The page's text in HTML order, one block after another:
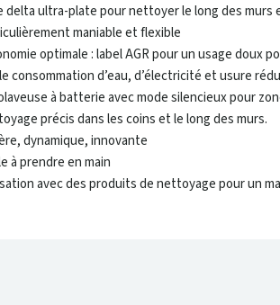
delta ultra-plate pour nettoyer le long des murs
maniable et flexible
optimale : label AGR pour un usage doux
consommation d’eau, d’électricité et usure
à batterie avec mode silencieux pour
précis dans les coins et le long des murs.
dynamique, innovante
à prendre en main
avec des produits de nettoyage pour un